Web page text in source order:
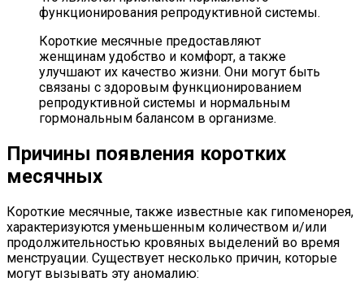
функционирования репродуктивной системы.
Короткие месячные предоставляют
женщинам удобство и комфорт, а также
улучшают их качество жизни. Они могут быть
связаны с здоровым функционированием
репродуктивной системы и нормальным
гормональным балансом в организме.
Причины появления коротких
месячных
Короткие месячные, также известные как гипоменорея,
характеризуются уменьшенным количеством и/или
продолжительностью кровяных выделений во время
менструации. Существует несколько причин, которые
могут вызывать эту аномалию: